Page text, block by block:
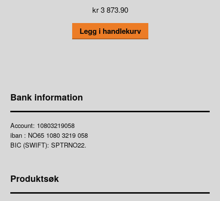
kr3 873.90
Legg i handlekurv
Bank information
Account: 10803219058
iban : NO65 1080 3219 058
BIC (SWIFT): SPTRNO22.
Produktsøk